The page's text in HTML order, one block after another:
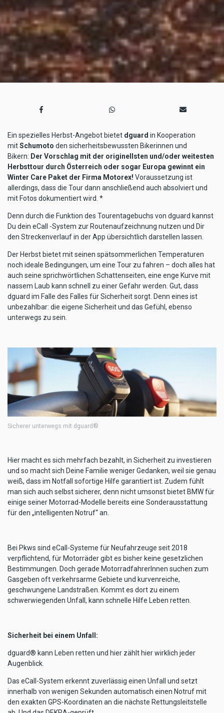
Ein spezielles Herbst-Angebot bietet dguard in Kooperation
mitSchumoto den sicherheitsbewussten Bikerinnen und
Bikern: Der Vorschlag mit der originellsten und/oder weitesten
Herbsttour durch Österreich oder sogar Europa gewinnt ein
Winter Care Paket der Firma Motorex! Voraussetzung ist
allerdings, dass die Tour dann anschließend auch absolviert und
mit Fotos dokumentiert wird. *
Denn durch die Funktion des Tourentagebuchs von dguard kannst
Du dein eCall -System zur Routenaufzeichnung nutzen und Dir
den Streckenverlauf in der App übersichtlich darstellen lassen.
Der Herbst bietet mit seinen spätsommerlichen Temperaturen
noch ideale Bedingungen, um eine Tour zu fahren – doch alles hat
auch seine sprichwörtlichen Schattenseiten, eine enge Kurve mit
nassem Laub kann schnell zu einer Gefahr werden. Gut, dass
dguard im Falle des Falles für Sicherheit sorgt. Denn eines ist
unbezahlbar: die eigene Sicherheit und das Gefühl, ebenso
unterwegs zu sein.
Sicherer unterwegs mit dguard®
Hier macht es sich mehrfach bezahlt, in Sicherheit zu investieren
und so macht sich Deine Familie weniger Gedanken, weil sie genau
weiß, dass im Notfall sofortige Hilfe garantiert ist. Zudem fühlt
man sich auch selbst sicherer, denn nicht umsonst bietet BMW für
einige seiner Motorrad-Modelle bereits eine Sonderausstattung
für den „intelligenten Notruf“ an.
Bei Pkws sind eCall-Systeme für Neufahrzeuge seit 2018
verpflichtend, für Motorräder gibt es bisher keine gesetzlichen
Bestimmungen. Doch gerade MotorradfahrerInnen suchen zum
Gasgeben oft verkehrsarme Gebiete und kurvenreiche,
geschwungene Landstraßen. Kommt es dort zu einem
schwerwiegenden Unfall, kann schnelle Hilfe Leben retten.
Sicherheit bei einem Unfall:
dguard® kann Leben retten und hier zählt hier wirklich jeder
Augenblick.
Das eCall-System erkennt zuverlässig einen Unfall und setzt
innerhalb von wenigen Sekunden automatisch einen Notruf mit
den exakten GPS-Koordinaten an die nächste Rettungsleitstelle